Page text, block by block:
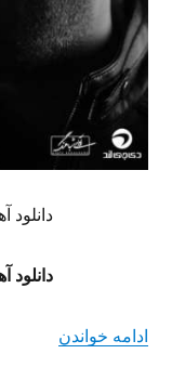
دانلود
ادامه خواندن